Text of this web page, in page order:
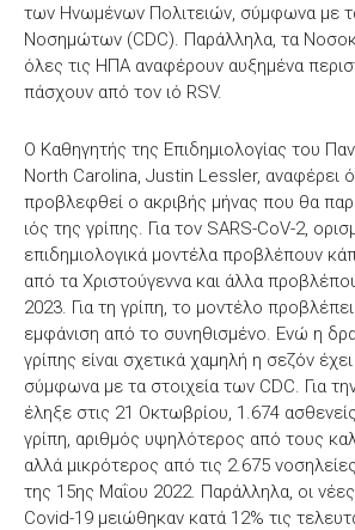
των Ηνωμένων Πολιτειών, σύμφωνα με
Νοσημώτων (CDC). Παράλληλα, τα
όλες τις ΗΠΑ αναφέρουν αυξημένα
πάσχουν από τον ιό RSV.
Ο Καθηγητής της Επιδημιολογίας του
North Carolina, Justin Lessler, αναφέρει
προβλεφθεί ο ακριβής μήνας που θα
ιός της γρίπης. Για τον SARS-CoV-2,
επιδημιολογικά μοντέλα προβλέπουν
από τα Χριστούγεννα και άλλα
2023. Για τη γρίπη, το μοντέλο
εμφάνιση από το συνηθισμένο. Ενώ η
γρίπης είναι σχετικά χαμηλή η σεζόν
σύμφωνα με τα στοιχεία των CDC. Για
έληξε στις 21 Οκτωβρίου, 1.674
γρίπη, αριθμός υψηλότερος από τους
αλλά μικρότερος από τις 2.675
της 15ης Μαΐου 2022. Παράλληλα, οι
Covid-19 μειώθηκαν κατά 12% τις